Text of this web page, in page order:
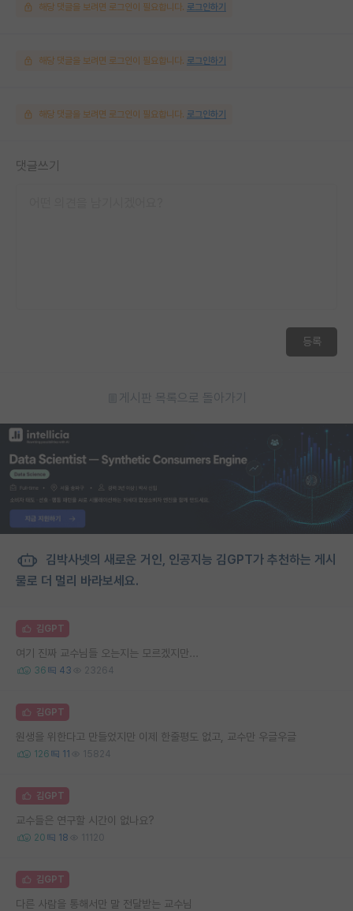
해당 댓글을 보려면 로그인이 필요합니다. 로그인하기
해당 댓글을 보려면 로그인이 필요합니다. 로그인하기
해당 댓글을 보려면 로그인이 필요합니다. 로그인하기
댓글쓰기
등록
게시판 목록으로 돌아가기
김박사넷의 새로운 거인, 인공지능 김GPT가 추천하는 게시
물로 더 멀리 바라보세요.
김GPT
여기 진짜 교수님들 오는지는 모르겠지만...
36 43 23264
김GPT
원생을 위한다고 만들었지만 이제 한줄평도 없고, 교수만 우글우글
126 11 15824
김GPT
교수들은 연구할 시간이 없나요?
20 18 11120
김GPT
다른 사람을 통해서만 말 전달받는 교수님